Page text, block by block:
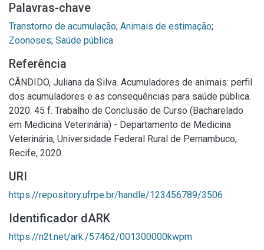
Palavras-chave
Transtorno de acumulação; Animais de estimação;
Zoonoses; Saúde pública
Referência
CÂNDIDO, Juliana da Silva. Acumuladores de animais: perfil
dos acumuladores e as consequências para saúde pública.
2020. 45 f. Trabalho de Conclusão de Curso (Bacharelado
em Medicina Veterinária) - Departamento de Medicina
Veterinária, Universidade Federal Rural de Pernambuco,
Recife, 2020.
URI
https://repository.ufrpe.br/handle/123456789/3506
Identificador dARK
https://n2t.net/ark:/57462/001300000kwpm